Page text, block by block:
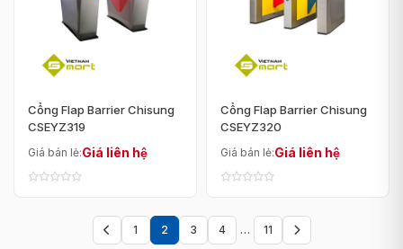
Cổng Flap Barrier Chisung
CSEYZ319
Giá bán lẻ:Giá liên hệ
Cổng Flap Barrier Chisung
CSEYZ320
Giá bán lẻ:Giá liên hệ
Trang1 2 3 4 … 11
Trang